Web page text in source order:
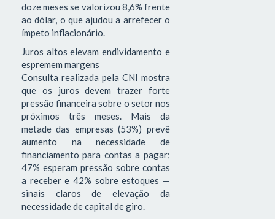
doze meses se valorizou 8,6% frente
ao dólar, o que ajudou a arrefecer o
ímpeto inflacionário.
Juros altos elevam endividamento e
espremem margens
Consulta realizada pela CNI mostra
que os juros devem trazer forte
pressão financeira sobre o setor nos
próximos três meses. Mais da
metade das empresas (53%) prevê
aumento na necessidade de
financiamento para contas a pagar;
47% esperam pressão sobre contas
a receber e 42% sobre estoques —
sinais claros de elevação da
necessidade de capital de giro.